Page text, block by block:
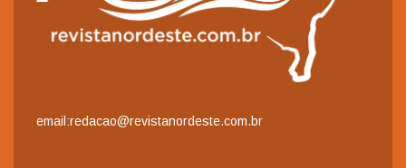
email:redacao@revistanordeste.com.br